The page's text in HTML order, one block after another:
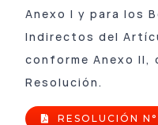
Programas de Salud
Red de Farmacias
Declaración de Staff
Guía de Validación
Anexo I y para los
Indirectos del
conforme Anexo II,
Resolución.
RESOLUCIÓN